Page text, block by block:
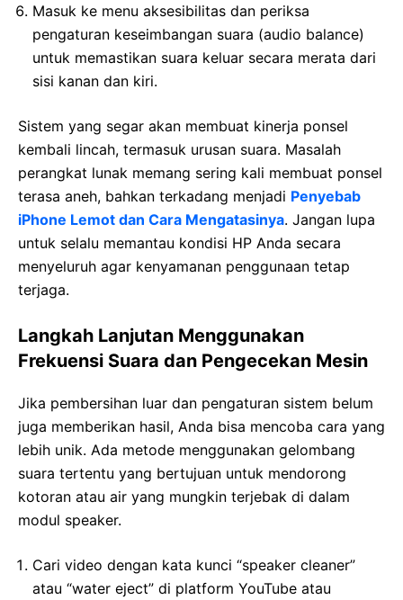
Masuk ke menu aksesibilitas dan periksa
pengaturan keseimbangan suara (audio balance)
untuk memastikan suara keluar secara merata dari
sisi kanan dan kiri.
Sistem yang segar akan membuat kinerja ponsel
kembali lincah, termasuk urusan suara. Masalah
perangkat lunak memang sering kali membuat ponsel
terasa aneh, bahkan terkadang menjadi Penyebab
iPhone Lemot dan Cara Mengatasinya. Jangan lupa
untuk selalu memantau kondisi HP Anda secara
menyeluruh agar kenyamanan penggunaan tetap
terjaga.
Langkah Lanjutan Menggunakan
Frekuensi Suara dan Pengecekan Mesin
Jika pembersihan luar dan pengaturan sistem belum
juga memberikan hasil, Anda bisa mencoba cara yang
lebih unik. Ada metode menggunakan gelombang
suara tertentu yang bertujuan untuk mendorong
kotoran atau air yang mungkin terjebak di dalam
modul speaker.
Cari video dengan kata kunci “speaker cleaner”
atau “water eject” di platform YouTube atau